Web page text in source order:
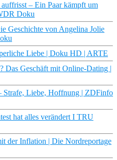
– Ein Paar kämpft um
Doku
Geschichte von Angelina Jolie
Liebe | Doku HD | ARTE
Das Geschäft mit Online-Dating |
Strafe, Liebe, Hoffnung | ZDFinfo
hat alles verändert I TRU
der Inflation | Die Nordreportage